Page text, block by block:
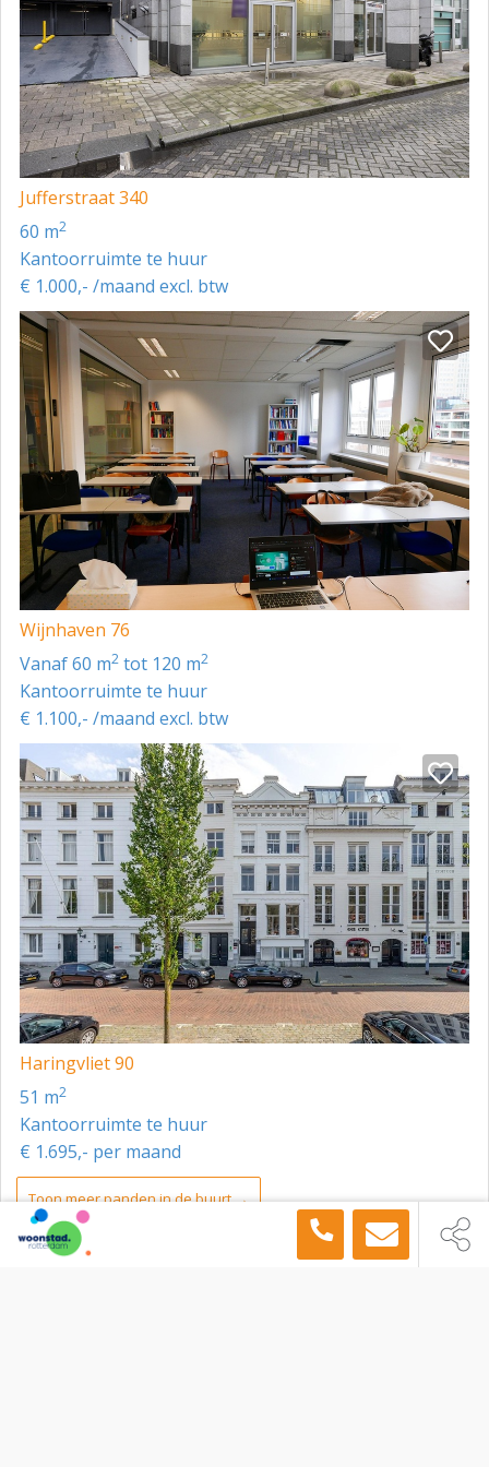
Jufferstraat 340
60 m2
Kantoorruimte te huur
€ 1.000,- /maand excl. btw
Wijnhaven 76
vanaf 60 m2 tot 120 m2
Kantoorruimte te huur
€ 1.100,- /maand excl. btw
Haringvliet 90
51 m2
Kantoorruimte te huur
€ 1.695,- per maand
Toon meer panden in de buurt →